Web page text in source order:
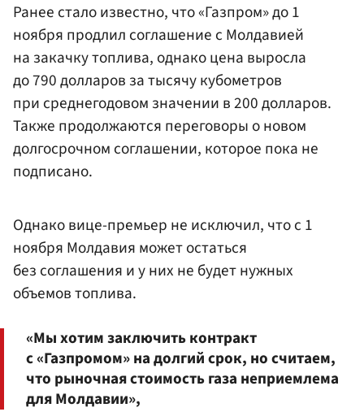
Ранее стало известно, что «Газпром» до 1
ноября продлил соглашение с Молдавией
на закачку топлива, однако цена выросла
до 790 долларов за тысячу кубометров
при среднегодовом значении в 200 долларов.
Также продолжаются переговоры о новом
долгосрочном соглашении, которое пока не
подписано.
Однако вице-премьер не исключил, что с 1
ноября Молдавия может остаться
без соглашения и у них не будет нужных
объемов топлива.
«Мы хотим заключить контракт
с «Газпромом» на долгий срок, но считаем,
что рыночная стоимость газа неприемлема
для Молдавии»,